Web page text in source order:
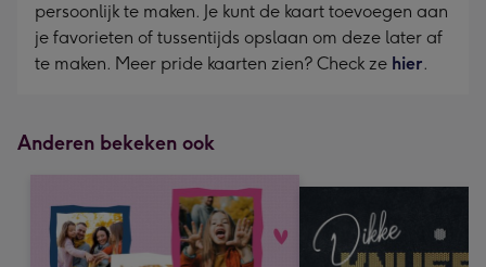
persoonlijk te maken. Je kunt de kaart toevoegen aan
je favorieten of tussentijds opslaan om deze later af
te maken. Meer pride kaarten zien? Check ze hier.
Anderen bekeken ook